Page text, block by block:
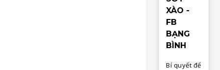
XÀO -
FB
BẠNG
BÌNH
Bí quyết để